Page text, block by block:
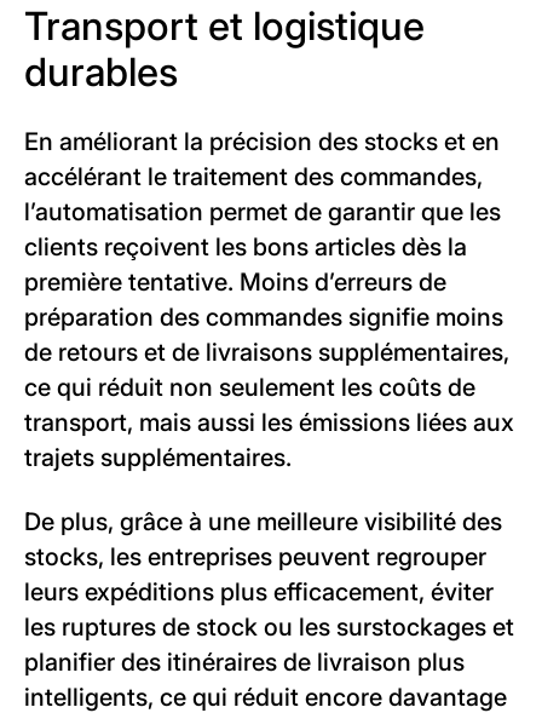
Transport et logistique
durables
En améliorant la précision des stocks et en
accélérant le traitement des commandes,
l’automatisation permet de garantir que les
clients reçoivent les bons articles dès la
première tentative. Moins d’erreurs de
préparation des commandes signifie moins
de retours et de livraisons supplémentaires,
ce qui réduit non seulement les coûts de
transport, mais aussi les émissions liées aux
trajets supplémentaires.
De plus, grâce à une meilleure visibilité des
stocks, les entreprises peuvent regrouper
leurs expéditions plus efficacement, éviter
les ruptures de stock ou les surstockages et
planifier des itinéraires de livraison plus
intelligents, ce qui réduit encore davantage